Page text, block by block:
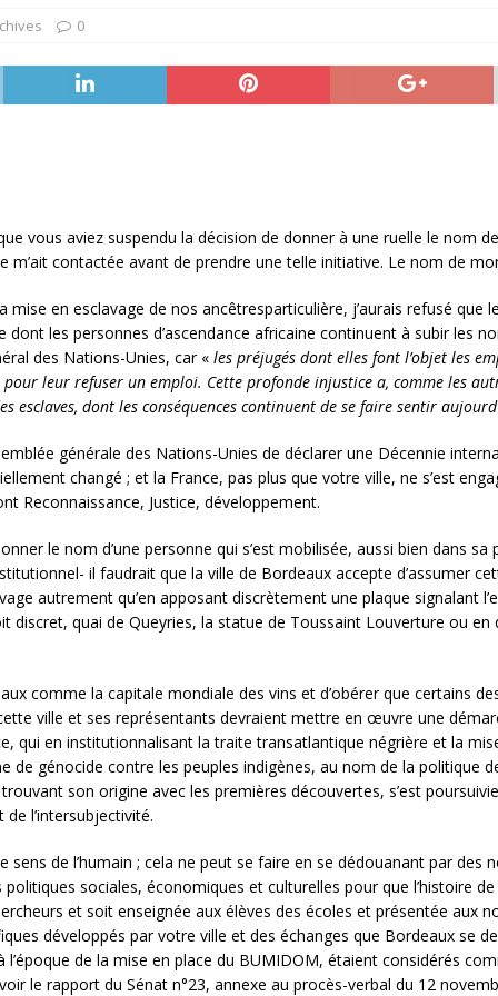
0
vous aviez suspendu la décision de donner à une ruelle le nom
m’ait contactée avant de prendre une telle initiative. Le nom de
en esclavage de nos ancêtresparticulière, j’aurais refusé
les personnes d’ascendance africaine continuent à subir les
des Nations-Unies, car « les préjugés dont elles font l’objet les
leur refuser un emploi. Cette profonde injustice a, comme les
esclaves, dont les conséquences continuent de se faire sentir
générale des Nations-Unies de déclarer une Décennie
changé ; et la France, pas plus que votre ville, ne s’est
Reconnaissance, Justice, développement.
le nom d’une personne qui s’est mobilisée, aussi bien dans
il faudrait que la ville de Bordeaux accepte d’assumer
autrement qu’en apposant discrètement une plaque signalant
discret, quai de Queyries, la statue de Toussaint Louverture ou
comme la capitale mondiale des vins et d’obérer que certains
ville et ses représentants devraient mettre en œuvre une
qui en institutionnalisant la traite transatlantique négrière et la
de génocide contre les peuples indigènes, au nom de la politique
son origine avec les premières découvertes, s’est poursuivie
de l’intersubjectivité.
sens de l’humain ; cela ne peut se faire en se dédouanant par
politiques sociales, économiques et culturelles pour que l’histoire
et soit enseignée aux élèves des écoles et présentée aux
développés par votre ville et des échanges que Bordeaux se
de la mise en place du BUMIDOM, étaient considérés
le rapport du Sénat n°23, annexe au procès-verbal du 12